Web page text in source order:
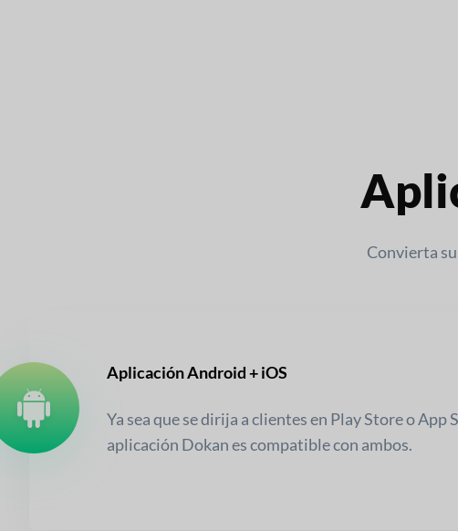
Convierta
Aplicación Android + iOS
Ya sea que se dirija a clientes en Play Store o App
aplicación Dokan es compatible con ambos.